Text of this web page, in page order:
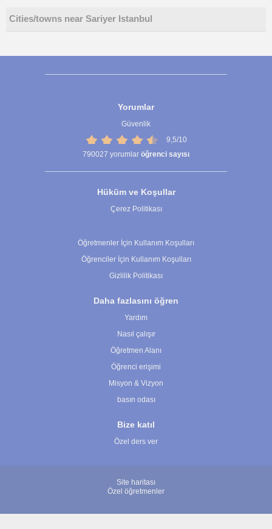
Cities/towns near Sariyer Istanbul
Yorumlar
Güvenlik
9,5/10
790027 yorumlar öğrenci sayısı
Hüküm ve Koşullar
Çerez Politikası
Öğretmenler İçin Kullanım Koşulları
Öğrenciler İçin Kullanım Koşulları
Gizlilik Politikası
Daha fazlasını öğren
Yardım
Nasıl çalışır
Öğretmen Alanı
Öğrenci erişimi
Misyon & Vizyon
basın odası
Bize katıl
Özel ders ver
Site haritası
Özel öğretmenler